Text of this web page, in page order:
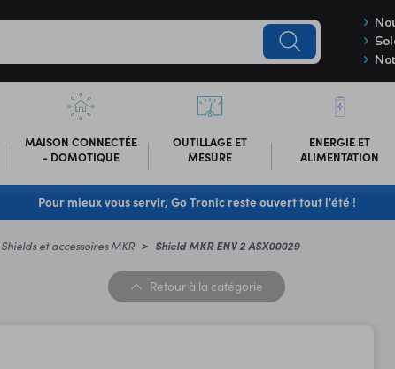
MAISON CONNECTÉE
- DOMOTIQUE
OUTILLAGE ET
MESURE
ENERGIE ET
ALIMENTATION
Pour mieux vous servir, Go Tronic reste ouvert tout l'été !
Shields et accessoires MKR Shield MKR ENV 2 ASX00029
Retour à la catégorie